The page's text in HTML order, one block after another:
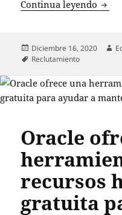
Continua leyendo
Publicado
el
Diciembre 16, 2020
Etiquetas
Reclutamiento
Oracle
recursos
gratuita